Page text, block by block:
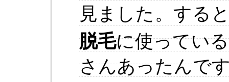
見ました。する
脱毛に使ってい
さんあったんで